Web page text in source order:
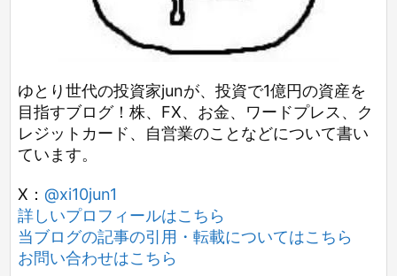
ゆとり世代の投資家junが、投資で1億円の資産を
目指すブログ！株、FX、お金、ワードプレス、ク
レジットカード、自営業のことなどについて書い
ています。
X： @xi10jun1
詳しいプロフィールはこちら
当ブログの記事の引用・転載についてはこちら
お問い合わせはこちら